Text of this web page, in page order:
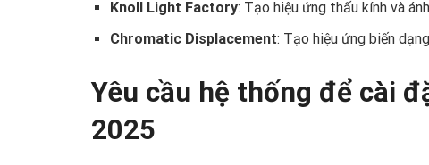
Knoll Light Factory: Tạo hiệu ứng thấu kính và
Chromatic Displacement: Tạo hiệu ứng biến
Yêu cầu hệ thống để cài
2025